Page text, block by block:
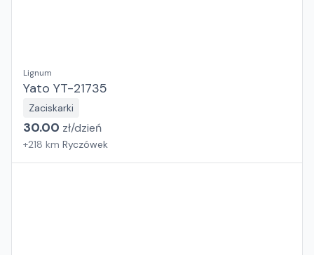
Lignum
Yato YT-21735
Zaciskarki
30.00 zł/dzień
+218 km Ryczówek